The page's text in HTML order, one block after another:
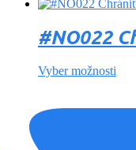
#NO022
Vyber možnosti